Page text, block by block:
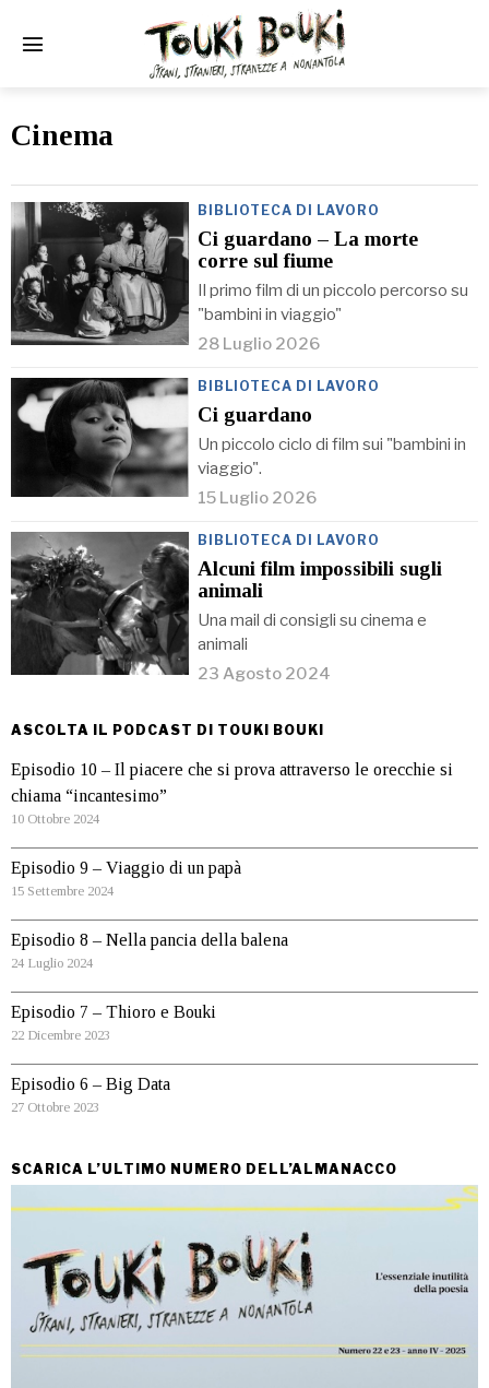
Cinema
BIBLIOTECA DI LAVORO
Ci guardano – La morte
corre sul fiume
Il primo film di un piccolo percorso su
"bambini in viaggio"
28 Luglio 2026
BIBLIOTECA DI LAVORO
Ci guardano
Un piccolo ciclo di film sui "bambini in
viaggio".
15 Luglio 2026
BIBLIOTECA DI LAVORO
Alcuni film impossibili sugli
animali
Una mail di consigli su cinema e
animali
23 Agosto 2024
ASCOLTA IL PODCAST DI TOUKI BOUKI
Episodio 10 – Il piacere che si prova attraverso le orecchie si
chiama “incantesimo”
10 Ottobre 2024
Episodio 9 – Viaggio di un papà
15 Settembre 2024
Episodio 8 – Nella pancia della balena
24 Luglio 2024
Episodio 7 – Thioro e Bouki
22 Dicembre 2023
Episodio 6 – Big Data
27 Ottobre 2023
SCARICA L’ULTIMO NUMERO DELL’ALMANACCO